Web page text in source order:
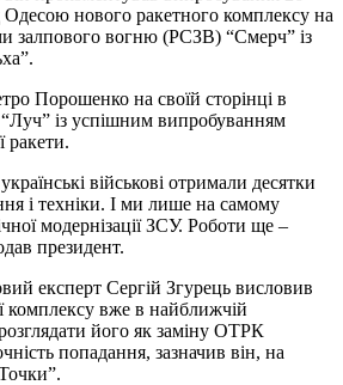
Одесою нового ракетного комплексу на
залпового вогню (РСЗВ) “Смерч” із
Порошенко на своїй сторінці в
із успішним випробуванням
ракети.
військові отримали десятки
і техніки. І ми лише на самому
модернізації ЗСУ. Роботи ще –
президент.
експерт Сергій Згурець висловив
комплексу вже в найближчій
його як заміну ОТРК
попадання, зазначив він, на